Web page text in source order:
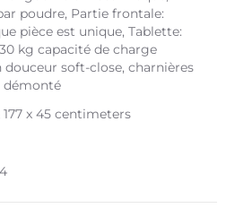
poudre, Partie frontale:
pièce est unique, Tablette:
kg capacité de charge
soft-close, charnières
démonté
177 x 45 centimeters